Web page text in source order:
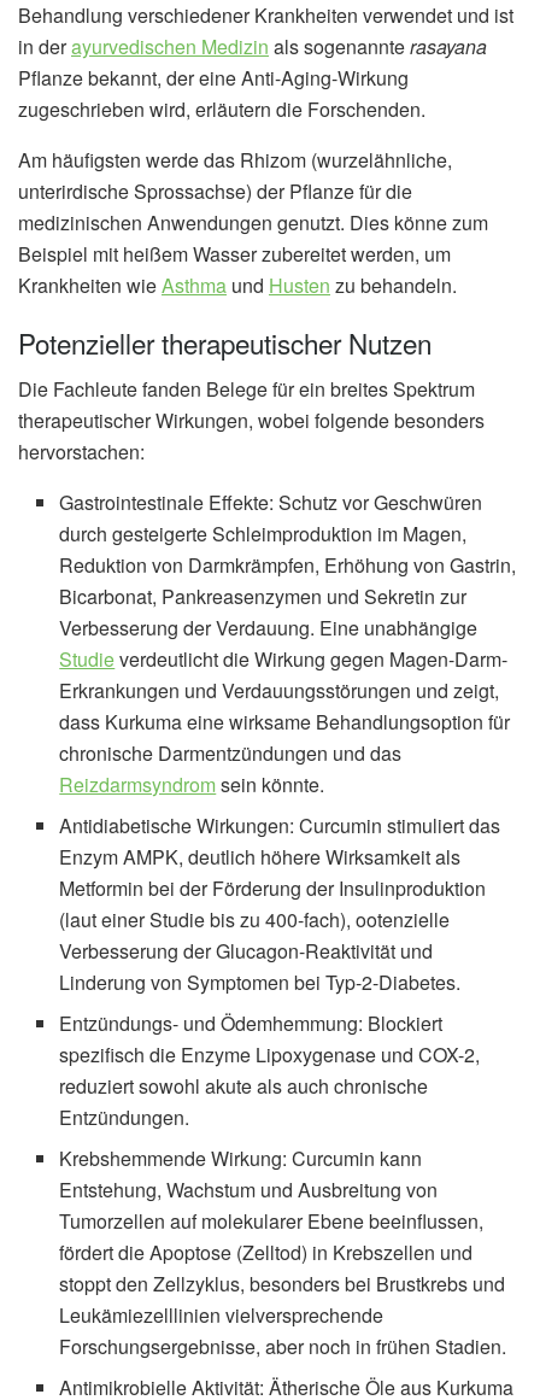
Behandlung verschiedener Krankheiten verwendet und ist
in derayurvedischen Medizin als sogenannterasayana
Pflanze bekannt, der eine Anti-Aging-Wirkung
zugeschrieben wird, erläutern die Forschenden.
Am häufigsten werde das Rhizom (wurzelähnliche,
unterirdische Sprossachse) der Pflanze für die
medizinischen Anwendungen genutzt. Dies könne zum
Beispiel mit heißem Wasser zubereitet werden, um
Krankheiten wieAsthma und Husten zu behandeln.
Potenzieller therapeutischer Nutzen
Die Fachleute fanden Belege für ein breites Spektrum
therapeutischer Wirkungen, wobei folgende besonders
hervorstachen:
Gastrointestinale Effekte: Schutz vor Geschwüren
durch gesteigerte Schleimproduktion im Magen,
Reduktion von Darmkrämpfen, Erhöhung von Gastrin,
Bicarbonat, Pankreasenzymen und Sekretin zur
Verbesserung der Verdauung. Eine unabhängige
Studieverdeutlicht die Wirkung gegen Magen-Darm-
Erkrankungen und Verdauungsstörungen und zeigt,
dass Kurkuma eine wirksame Behandlungsoption für
chronische Darmentzündungen und das
Reizdarmsyndromsein könnte.
Antidiabetische Wirkungen: Curcumin stimuliert das
Enzym AMPK, deutlich höhere Wirksamkeit als
Metformin bei der Förderung der Insulinproduktion
(laut einer Studie bis zu 400-fach), ootenzielle
Verbesserung der Glucagon-Reaktivität und
Linderung von Symptomen bei Typ-2-Diabetes.
Entzündungs- und Ödemhemmung: Blockiert
spezifisch die Enzyme Lipoxygenase und COX-2,
reduziert sowohl akute als auch chronische
Entzündungen.
Krebshemmende Wirkung: Curcumin kann
Entstehung, Wachstum und Ausbreitung von
Tumorzellen auf molekularer Ebene beeinflussen,
fördert die Apoptose (Zelltod) in Krebszellen und
stoppt den Zellzyklus, besonders bei Brustkrebs und
Leukämiezelllinien vielversprechende
Forschungsergebnisse, aber noch in frühen Stadien.
Antimikrobielle Aktivität: Ätherische Öle aus Kurkuma